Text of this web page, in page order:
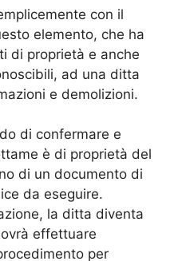
con il
elemento, che ha
di proprietà e anche
ad una ditta
e demolizioni.
di confermare e
è di proprietà del
di un documento di
da eseguire.
la ditta diventa
effettuare
per